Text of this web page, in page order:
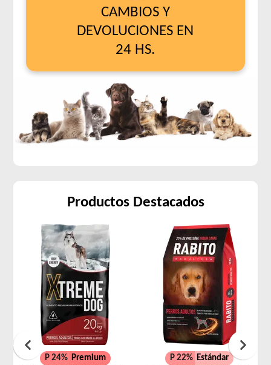
CAMBIOS Y
DEVOLUCIONES EN
24 HS.
Productos Destacados
P 24% Premium P 22% Estándar